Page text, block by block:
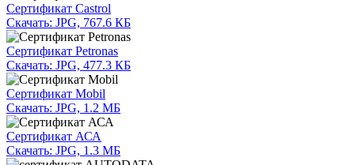
Сертификат Castrol
Скачать: JPG, 767.6 КБ
Сертификат Petronas
Скачать: JPG, 477.3 КБ
Сертификат Mobil
Скачать: JPG, 1.2 МБ
Сертификат АСА
Скачать: JPG, 1.3 МБ